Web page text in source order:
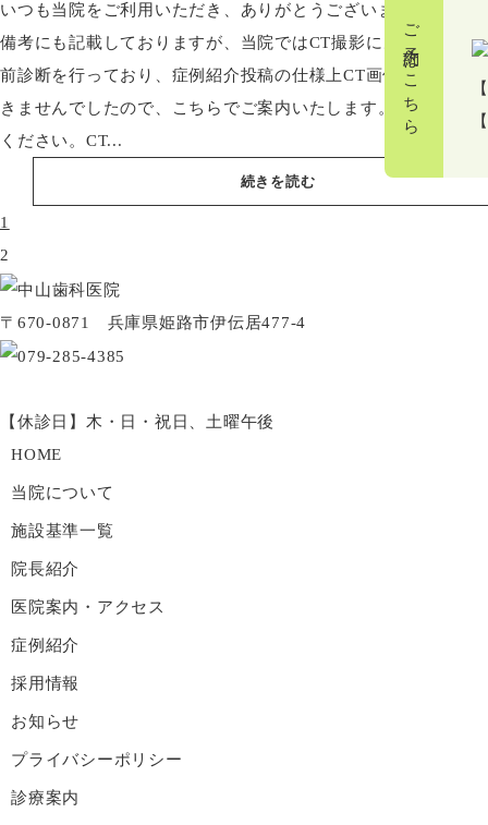
いつも当院をご利用いただき、ありがとうございます。症例の
備考にも記載しておりますが、当院ではCT撮影による正確な術
前診断を行っており、症例紹介投稿の仕様上CT画像をご紹介で
きませんでしたので、こちらでご案内いたします。下記をご覧
ください。CT...
続きを読む
1
2
〒670-0871 兵庫県姫路市伊伝居477-4
【休診日】木・日・祝日、土曜午後
HOME
当院について
施設基準一覧
院長紹介
医院案内・アクセス
症例紹介
採用情報
お知らせ
プライバシーポリシー
診療案内
ご予約はこちら